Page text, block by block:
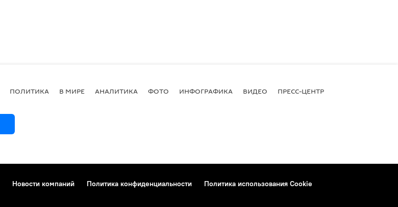
ПОЛИТИКА В МИРЕ АНАЛИТИКА ФОТО ИНФОГРАФИКА ВИДЕО ПРЕСС-ЦЕНТР
Новости компаний Политика конфиденциальности
Политика использования Cookie